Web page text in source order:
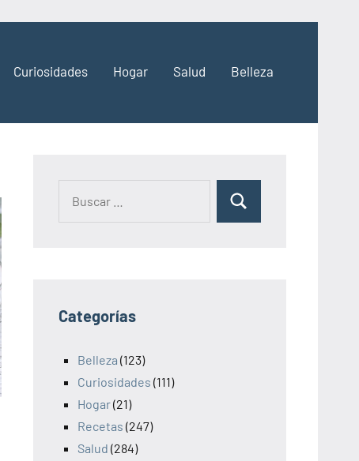
Curiosidades Hogar Salud Belleza
Categorías
Belleza (123)
Curiosidades (111)
Hogar(21)
Recetas (247)
Salud (284)